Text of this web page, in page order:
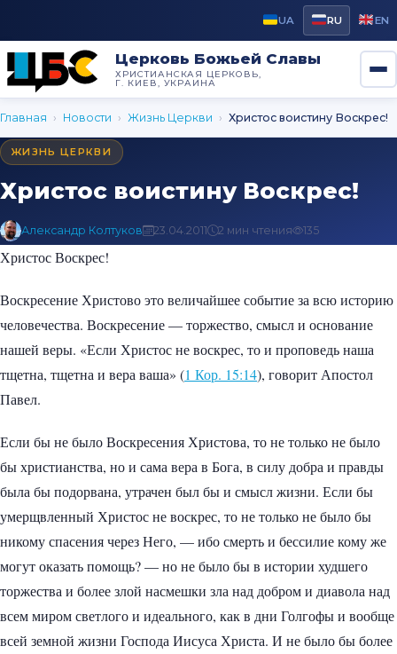
UA RU EN
Церковь Божьей Славы
ХРИСТИАНСКАЯ ЦЕРКОВЬ,
Г. КИЕВ, УКРАИНА
Главная › Новости › Жизнь Церкви › Христос воистину Воскрес!
ЖИЗНЬ ЦЕРКВИ
Христос воистину Воскрес!
Александр Колтуков 23.04.2011 2 мин чтения 135
Христос Воскрес!
Воскресение Христово это величайшее событие за всю историю
человечества. Воскресение — торжество, смысл и основание
нашей веры. «Если Христос не воскрес, то и проповедь наша
тщетна, тщетна и вера ваша» (1 Кор. 15:14), говорит Апостол
Павел.
Если бы не было Воскресения Христова, то не только не было
бы христианства, но и сама вера в Бога, в силу добра и правды
была бы подорвана, утрачен был бы и смысл жизни. Если бы
умерщвленный Христос не воскрес, то не только не было бы
никому спасения через Него, — ибо смерть и бессилие кому же
могут оказать помощь? — но не было бы в истории худшего
торжества и более злой насмешки зла над добром и диавола над
всем миром светлого и идеального, как в дни Голгофы и вообще
всей земной жизни Господа Иисуса Христа. И не было бы более